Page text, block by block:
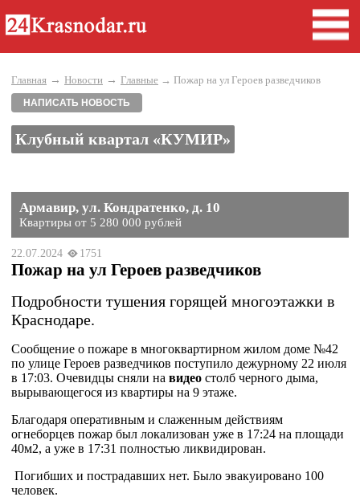
Главная → Новости → Главные → Пожар на ул Героев разведчиков
НАПИСАТЬ НОВОСТЬ
Клубный квартал «КУМИР»
Армавир, ул. Кондратенко, д. 10
Квартиры от 5 280 000 рублей
22.07.2024 1751
Пожар на ул Героев разведчиков
Подробности тушения горящей многоэтажки в
Краснодаре.
Сообщение о пожаре в многоквартирном жилом доме №42
по улице Героев разведчиков поступило дежурному 22 июля
в 17:03. Очевидцы сняли на видео столб черного дыма,
вырывающегося из квартиры на 9 этаже.
Благодаря оперативным и слаженным действиям
огнеборцев пожар был локализован уже в 17:24 на площади
40м2, а уже в 17:31 полностью ликвидирован.
Погибших и пострадавших нет. Было эвакуировано 100
человек.